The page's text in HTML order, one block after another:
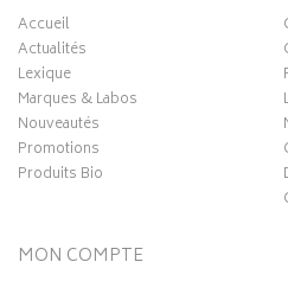
Accueil
Actualités
Lexique
Marques & Labos
Nouveautés
Promotions
Produits Bio
MON COMPTE